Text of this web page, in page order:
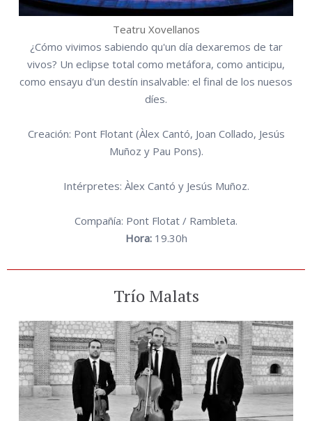
Teatru Xovellanos
¿Cómo vivimos sabiendo qu'un día dexaremos de tar
vivos? Un eclipse total como metáfora, como anticipu,
como ensayu d'un destín insalvable: el final de los nuesos
díes.
Creación: Pont Flotant (Àlex Cantó, Joan Collado, Jesús
Muñoz y Pau Pons).
Intérpretes: Àlex Cantó y Jesús Muñoz.
Compañía: Pont Flotat / Rambleta.
Hora:19.30h
Trío Malats